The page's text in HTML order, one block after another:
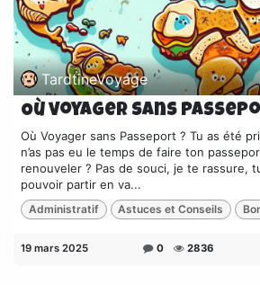
TardtineVoyage
Où voyager sans
Où Voyager sans Passeport ? Tu as été
n’as pas eu le temps de faire ton
renouveler ? Pas de souci, je te rassure,
pouvoir partir en va...
Administratif Astuces et Conseils
19 mars 2025 0 2836